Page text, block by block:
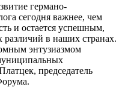
германо-
сегодня важнее, чем
и остается успешным,
в наших странах.
энтузиазмом
председатель